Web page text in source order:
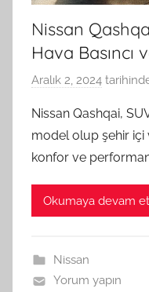
Nissan
Hava Basıncı
Aralık 2, 2024
Nissan Qashqai,
model olup şehir
konfor ve
Okumaya devam et
Nissan
Yorum yapın